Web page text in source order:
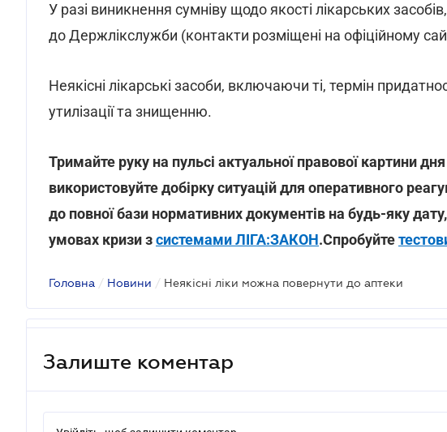
У разі виникнення сумніву щодо якості лікарських
до Держлікслужби (контакти розміщені на офіційному
Неякісні лікарські засоби, включаючи ті, термін
утилізації та знищенню.
Тримайте руку на пульсі актуальної правової картини
використовуйте добірку ситуацій для оперативного
до повної бази нормативних документів на будь-яку
умовах кризи зсистемами ЛІГА:ЗАКОН.Спробуйте
Головна / Новини / Неякісні ліки можна повернути до аптеки
Залиште коментар